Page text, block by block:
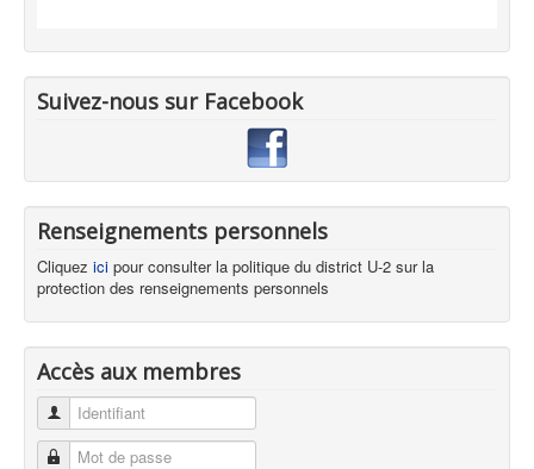
Suivez-nous sur Facebook
Renseignements personnels
Cliquez ici pour consulter la politique du district U-2 sur la
protection des renseignements personnels
Accès aux membres
Identifiant
Mot de passe